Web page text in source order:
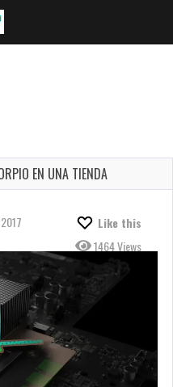
EN UNA TIENDA
Like this
1464 Views